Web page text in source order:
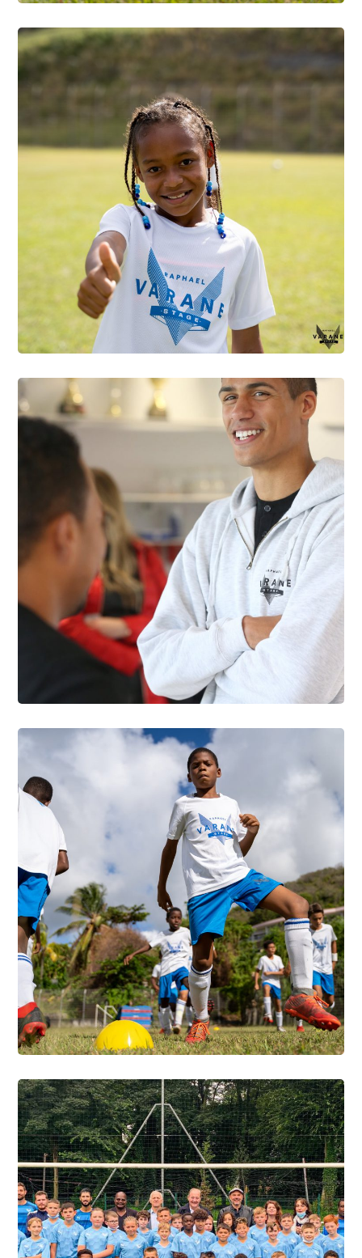
photo6
photo7
photo8